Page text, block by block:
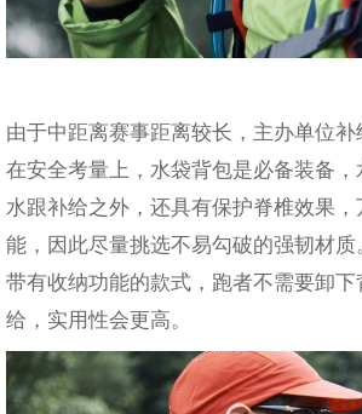
由于中距离赛事距离较长，主办单位
在安全考量上，水袋背包是必备装备
水跟补给之外，还具有保护脊椎效果
能，因此尽量挑选不易勾破的强韧材
带有收纳功能的款式，跑者不需要卸
给，实用性会更高。